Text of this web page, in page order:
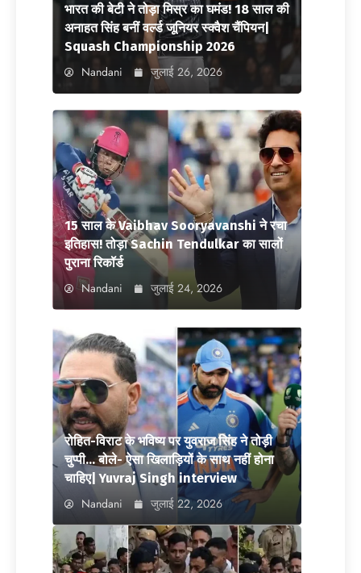
भारत की बेटी ने तोड़ा मिस्र का घमंड! 18 साल की
अनाहत सिंह बनीं वर्ल्ड जूनियर स्क्वैश चैंपियन|
Squash Championship 2026
Nandani जुलाई 26, 2026
15 साल के Vaibhav Sooryavanshi ने रचा
इतिहास! तोड़ा Sachin Tendulkar का सालों
पुराना रिकॉर्ड
Nandani जुलाई 24, 2026
रोहित-विराट के भविष्य पर युवराज सिंह ने तोड़ी
चुप्पी… बोले- ऐसा खिलाड़ियों के साथ नहीं होना
चाहिए| Yuvraj Singh interview
Nandani जुलाई 22, 2026